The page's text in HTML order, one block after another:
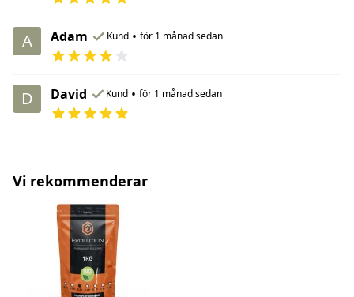
A Adam Kund • för 1 månad sedan
D David Kund • för 1 månad sedan
Vi rekommenderar